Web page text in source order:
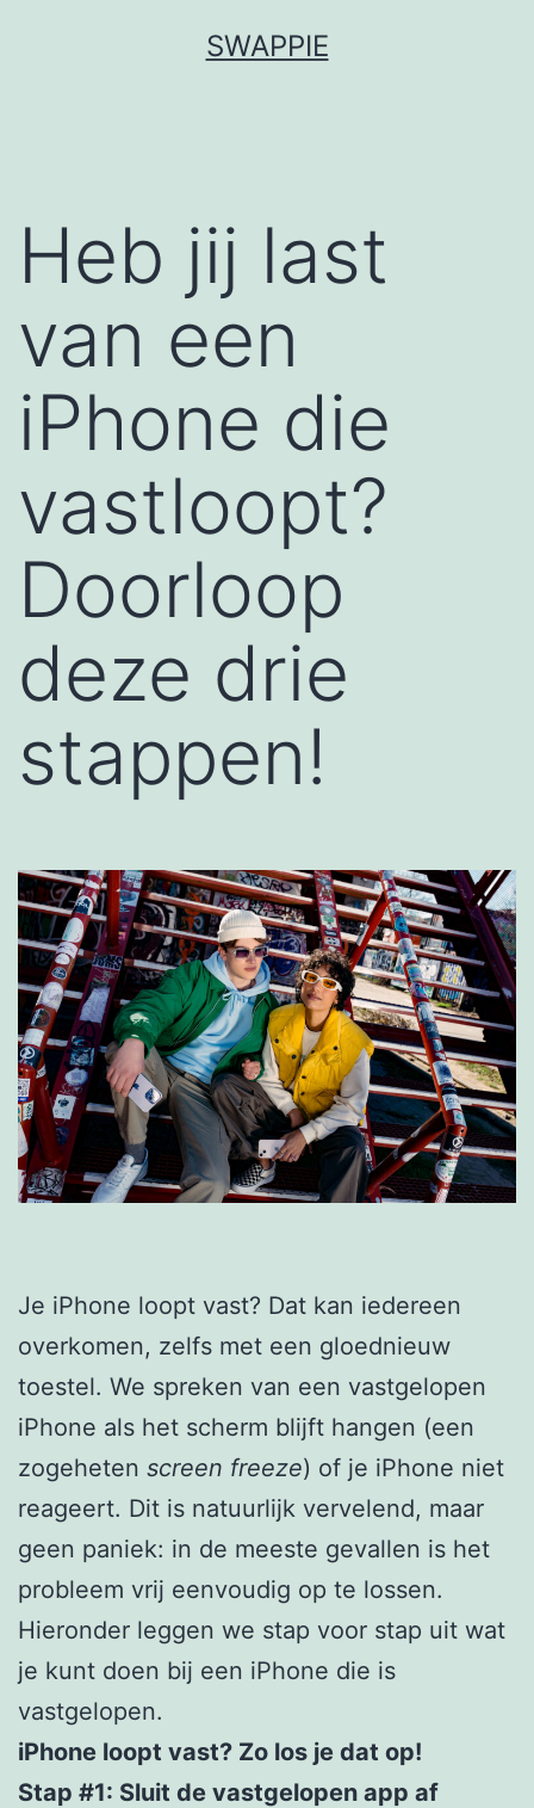
SWAPPIE
Heb jij last
van een
iPhone die
vastloopt?
Doorloop
deze drie
stappen!
Je iPhone loopt vast? Dat kan iedereen
overkomen, zelfs met een gloednieuw
toestel. We spreken van een vastgelopen
iPhone als het scherm blijft hangen (een
zogeheten screen freeze) of je iPhone niet
reageert. Dit is natuurlijk vervelend, maar
geen paniek: in de meeste gevallen is het
probleem vrij eenvoudig op te lossen.
Hieronder leggen we stap voor stap uit wat
je kunt doen bij een iPhone die is
vastgelopen.
iPhone loopt vast? Zo los je dat op!
Stap #1: Sluit de vastgelopen app af